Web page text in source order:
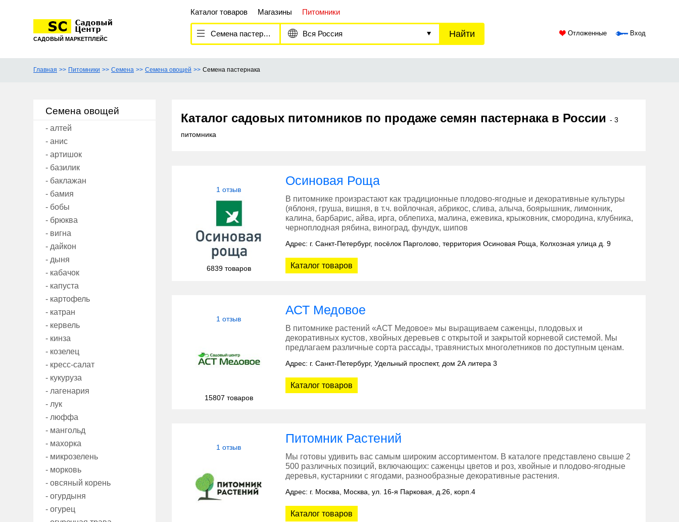
САДОВЫЙ МАРКЕТПЛЕЙС
Каталог товаров Магазины Питомники
Семена пастернака Вся Россия Найти Отложенные Вход
Главная Питомники Семена Семена овощей Семена пастернака
Семена овощей
- алтей
- анис
- артишок
- базилик
- баклажан
- бамия
- бобы
- брюква
- вигна
- дайкон
- дыня
- кабачок
- капуста
- картофель
- катран
- кервель
- кинза
- козелец
- кресс-салат
- кукуруза
- лагенария
- лук
- люффа
- мангольд
- махорка
- микрозелень
- морковь
- овсяный корень
- огурдыня
- огурец
Каталог садовых питомников по продаже семян пастернака в России - 3
питомника
1 отзыв
6839 товаров
Осиновая Роща
В питомнике произрастают как традиционные плодово-ягодные и декоративные культуры
(яблоня, груша, вишня, в т.ч. войлочная, абрикос, слива, алыча, боярышник, лимонник,
калина, барбарис, айва, ирга, облепиха, малина, ежевика, крыжовник, смородина, клубника,
черноплодная рябина, виноград, фундук, шипов
Адрес: г. Санкт-Петербург, посёлок Парголово, территория Осиновая Роща, Колхозная улица д. 9
Каталог товаров
1 отзыв
15807 товаров
АСТ Медовое
В питомнике растений «АСТ Медовое» мы выращиваем саженцы, плодовых и
декоративных кустов, хвойных деревьев с открытой и закрытой корневой системой. Мы
предлагаем различные сорта рассады, травянистых многолетников по доступным ценам.
Адрес: г. Санкт-Петербург, Удельный проспект, дом 2А литера 3
Каталог товаров
1 отзыв
Питомник Растений
Мы готовы удивить вас самым широким ассортиментом. В каталоге представлено свыше 2
500 различных позиций, включающих: саженцы цветов и роз, хвойные и плодово-ягодные
деревья, кустарники с ягодами, разнообразные декоративные растения.
Адрес: г. Москва, Москва, ул. 16-я Парковая, д.26, корп.4
Каталог товаров